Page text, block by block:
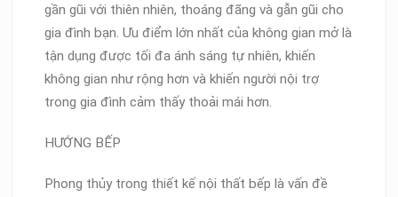
gần gũi với thiên nhiên, thoáng đãng và gẫn gũi cho
gia đình bạn. Ưu điểm lớn nhất của không gian mở là
tận dụng được tối đa ánh sáng tự nhiên, khiến
không gian như rộng hơn và khiến người nội trợ
trong gia đình cảm thấy thoải mái hơn.
HƯỚNG BẾP
Phong thủy trong thiết kế nội thất bếp là vấn đề